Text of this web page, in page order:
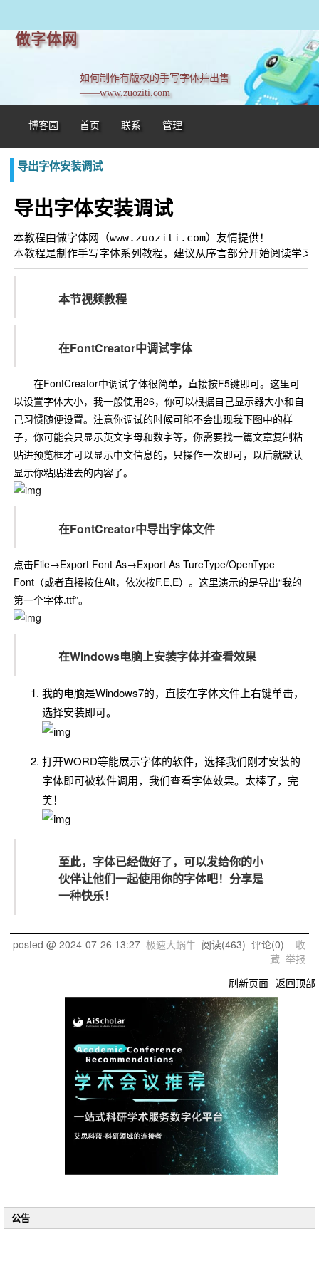
做字体网
如何制作有版权的手写字体并出售
——www.zuoziti.com
博客园 首页 联系 管理
导出字体安装调试
导出字体安装调试
本教程由做字体网（www.zuoziti.com）友情提供！
本节视频教程
在FontCreator中调试字体
在FontCreator中调试字体很简单，直接按F5键即可。这里可
以设置字体大小，我一般使用26，你可以根据自己显示器大小和自
己习惯随便设置。注意你调试的时候可能不会出现我下图中的样
子，你可能会只显示英文字母和数字等，你需要找一篇文章复制粘
贴进预览框才可以显示中文信息的，只操作一次即可，以后就默认
显示你粘贴进去的内容了。
在FontCreator中导出字体文件
点击File→Export Font As→Export As TureType/OpenType
Font（或者直接按住Alt，依次按F,E,E）。这里演示的是导出“我的
第一个字体.ttf”。
在Windows电脑上安装字体并查看效果
我的电脑是Windows7的，直接在字体文件上右键单击，
选择安装即可。
打开WORD等能展示字体的软件，选择我们刚才安装的
字体即可被软件调用，我们查看字体效果。太棒了，完
美！
至此，字体已经做好了，可以发给你的小
伙伴让他们一起使用你的字体吧！分享是
一种快乐！
posted @ 2024-07-26 13:27 极速大蜗牛 阅读(463) 评论(0) 收
藏 举报
刷新页面 返回顶部
公告